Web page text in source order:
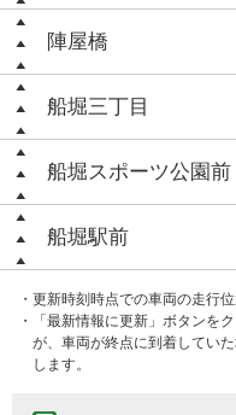
陣屋橋
船堀三丁目
船堀スポーツ公園前
船堀駅前
・更新時刻時点での車両の走行
・「最新情報に更新」ボタンを
が、車両が終点に到着してい
します。